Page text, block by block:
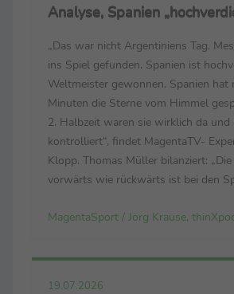
Analyse, Spanien
„Das war nicht Argentiniens Tag.
ins Spiel gefunden. Spanien ist
Weltmeister gewonnen. Spanien hat
Minuten die Sterne vom Himmel
2. Halbzeit waren sie wirklich da und
kontrolliert“, findet MagentaTV-
Klopp. Thomas Müller bilanziert:
vorwärts wie rückwärts ist bei den
und Technik. Sie spielen mit allem.“
MagentaSport / Jörg Krause,
19.07.2026